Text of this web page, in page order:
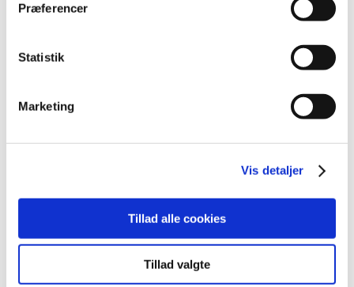
Præferencer
Statistik
Marketing
Vis detaljer
Tillad alle cookies
Tillad valgte
oktober (13)
august (12)
juni (15)
januar (17)
2015 (33)